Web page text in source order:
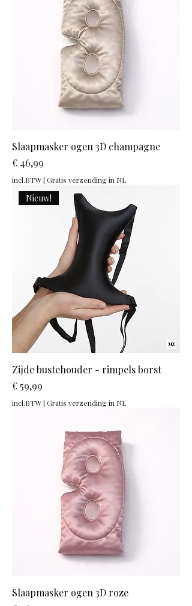
Slaapmasker ogen 3D champagne
Prijs
€ 46,99
incl.BTW| Gratis verzending in NL
Nieuw!
Zijde bustehouder - rimpels borst
Prijs
€ 59,99
incl.BTW| Gratis verzending in NL
Slaapmasker ogen 3D roze